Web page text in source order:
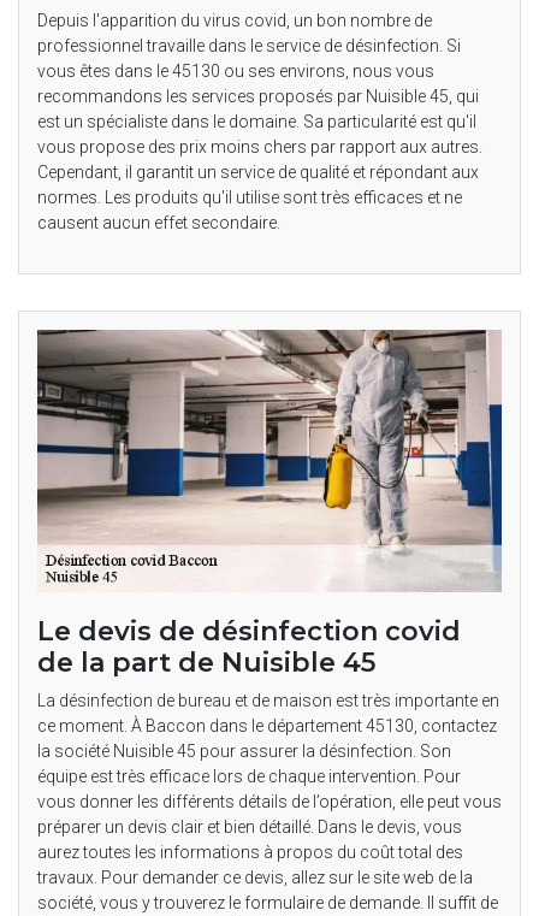
Depuis l'apparition du virus covid, un bon nombre de
professionnel travaille dans le service de désinfection. Si
vous êtes dans le 45130 ou ses environs, nous vous
recommandons les services proposés par Nuisible 45, qui
est un spécialiste dans le domaine. Sa particularité est qu'il
vous propose des prix moins chers par rapport aux autres.
Cependant, il garantit un service de qualité et répondant aux
normes. Les produits qu'il utilise sont très efficaces et ne
causent aucun effet secondaire.
Le devis de désinfection covid
de la part de Nuisible 45
La désinfection de bureau et de maison est très importante en
ce moment. À Baccon dans le département 45130, contactez
la société Nuisible 45 pour assurer la désinfection. Son
équipe est très efficace lors de chaque intervention. Pour
vous donner les différents détails de l’opération, elle peut vous
préparer un devis clair et bien détaillé. Dans le devis, vous
aurez toutes les informations à propos du coût total des
travaux. Pour demander ce devis, allez sur le site web de la
société, vous y trouverez le formulaire de demande. Il suffit de